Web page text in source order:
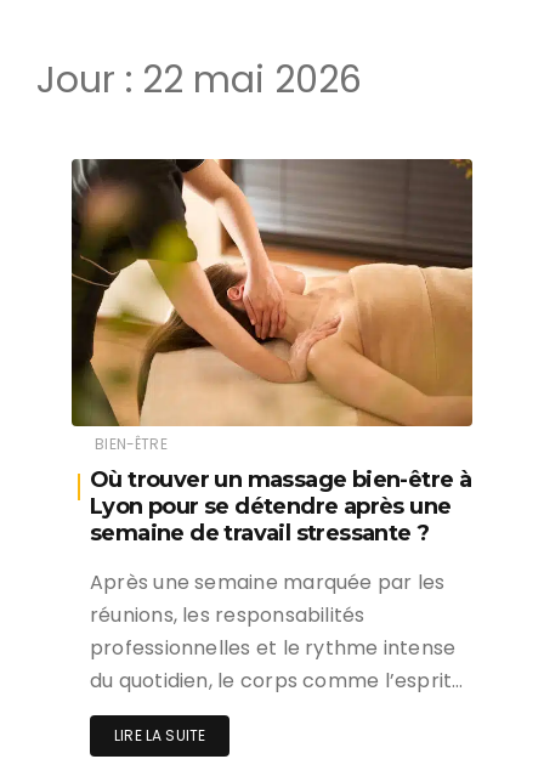
Jour : 22 mai 2026
BIEN-ÊTRE
Où trouver un massage bien-être à
Lyon pour se détendre après une
semaine de travail stressante ?
Après une semaine marquée par les
réunions, les responsabilités
professionnelles et le rythme intense
du quotidien, le corps comme l’esprit…
LIRE LA SUITE